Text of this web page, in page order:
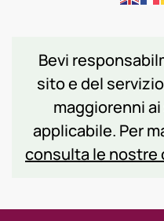
Bevi
sito e del
maggiorenni
applicabile. Per
consulta le nostre